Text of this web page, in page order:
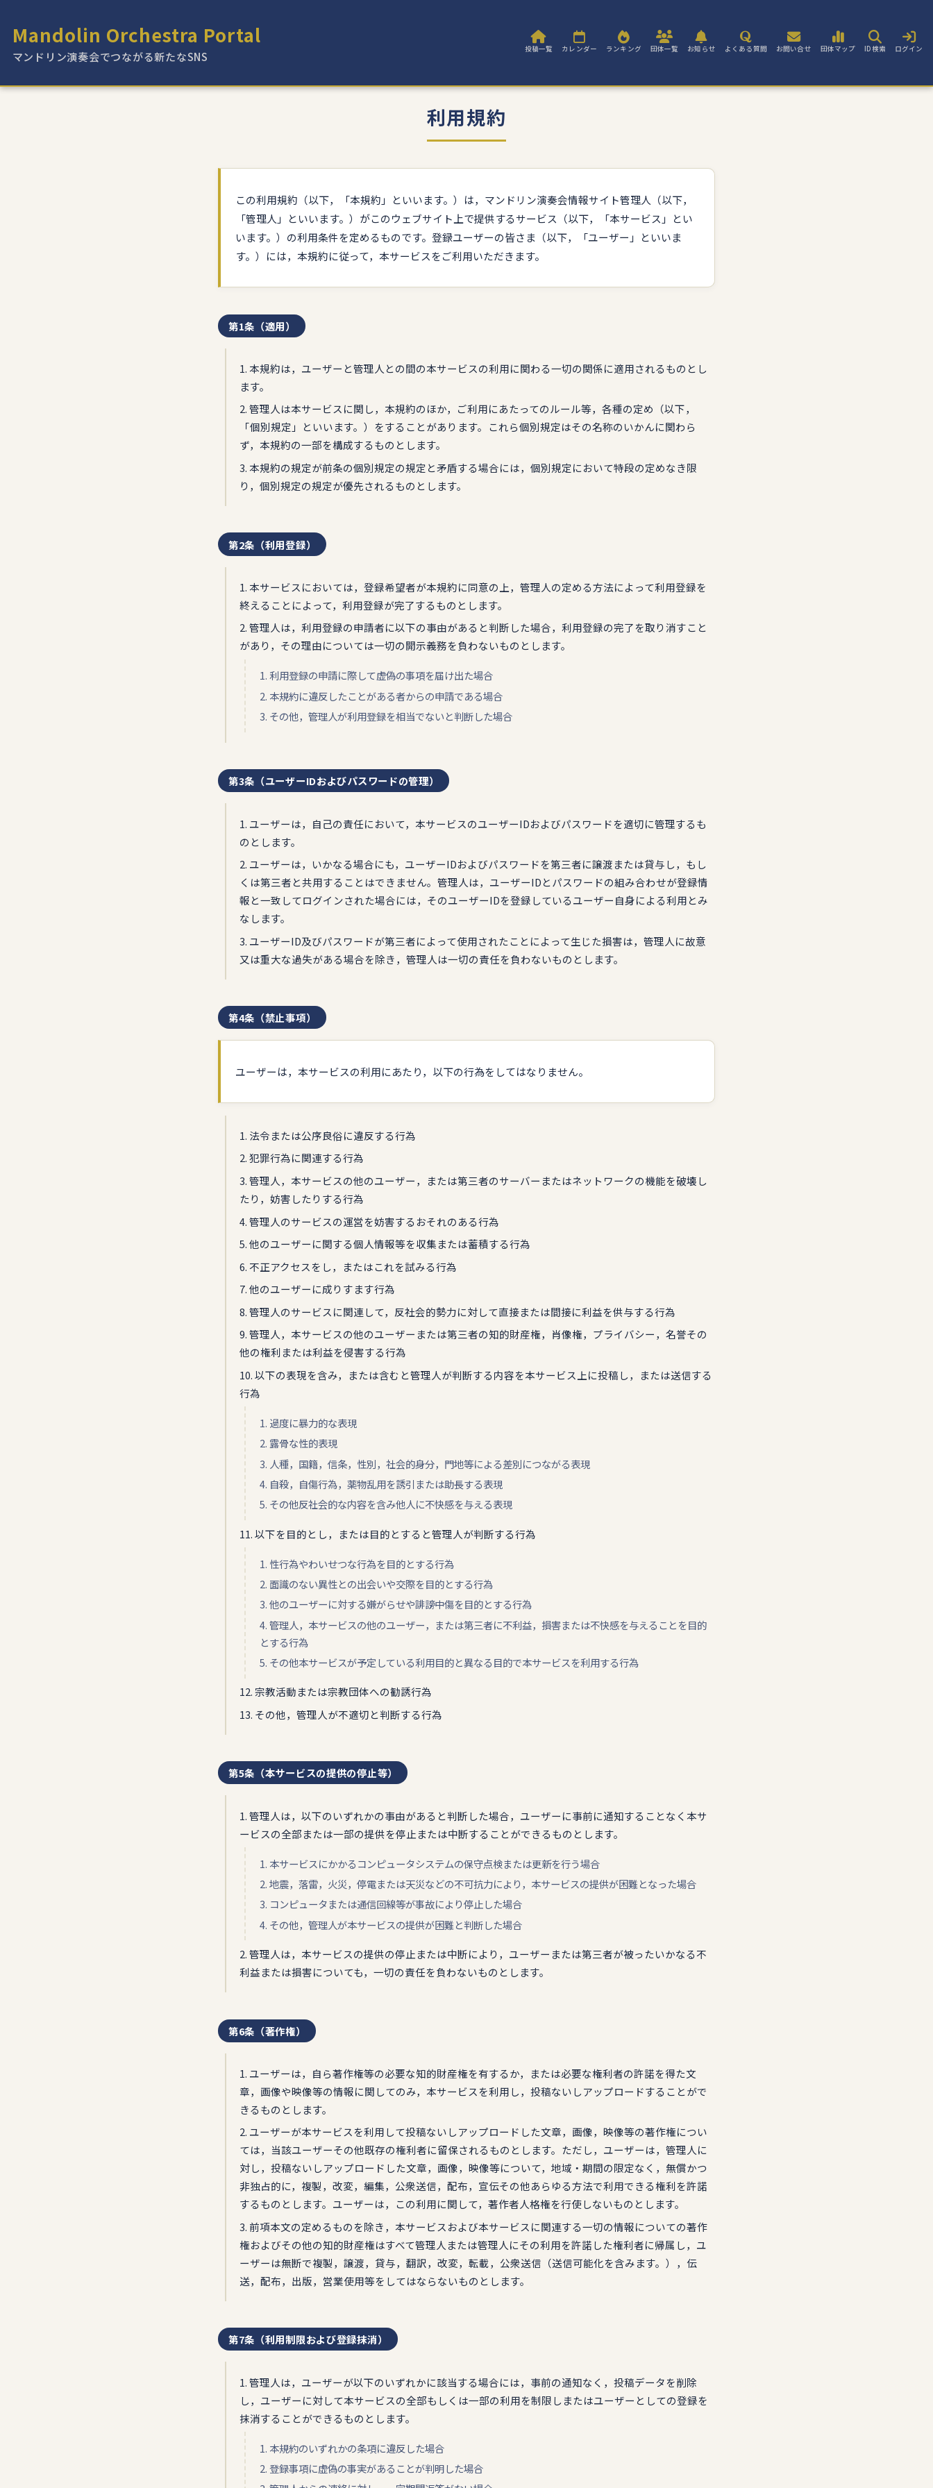
Mandolin Orchestra Portal
マンドリン演奏会でつながる新たなSNS
投稿一覧 カレンダー ランキング 団体一覧 お知らせ よくある質問 お問い合せ 団体マップ ID検索 ログイン
利用規約
この利用規約（以下，「本規約」といいます。）は，マンドリン演奏会情報サイト管理人（以下，
「管理人」といいます。）がこのウェブサイト上で提供するサービス（以下，「本サービス」とい
います。）の利用条件を定めるものです。登録ユーザーの皆さま（以下，「ユーザー」といいま
す。）には，本規約に従って，本サービスをご利用いただきます。
第1条（適用）
1. 本規約は，ユーザーと管理人との間の本サービスの利用に関わる一切の関係に適用されるものとし
ます。
2. 管理人は本サービスに関し，本規約のほか，ご利用にあたってのルール等，各種の定め（以下，
「個別規定」といいます。）をすることがあります。これら個別規定はその名称のいかんに関わら
ず，本規約の一部を構成するものとします。
3. 本規約の規定が前条の個別規定の規定と矛盾する場合には，個別規定において特段の定めなき限
り，個別規定の規定が優先されるものとします。
第2条（利用登録）
1. 本サービスにおいては，登録希望者が本規約に同意の上，管理人の定める方法によって利用登録を
終えることによって，利用登録が完了するものとします。
2. 管理人は，利用登録の申請者に以下の事由があると判断した場合，利用登録の完了を取り消すこと
があり，その理由については一切の開示義務を負わないものとします。
1. 利用登録の申請に際して虚偽の事項を届け出た場合
2. 本規約に違反したことがある者からの申請である場合
3. その他，管理人が利用登録を相当でないと判断した場合
第3条（ユーザーIDおよびパスワードの管理）
1. ユーザーは，自己の責任において，本サービスのユーザーIDおよびパスワードを適切に管理するも
のとします。
2. ユーザーは，いかなる場合にも，ユーザーIDおよびパスワードを第三者に譲渡または貸与し，もし
くは第三者と共用することはできません。管理人は，ユーザーIDとパスワードの組み合わせが登録情
報と一致してログインされた場合には，そのユーザーIDを登録しているユーザー自身による利用とみ
なします。
3. ユーザーID及びパスワードが第三者によって使用されたことによって生じた損害は，管理人に故意
又は重大な過失がある場合を除き，管理人は一切の責任を負わないものとします。
第4条（禁止事項）
ユーザーは，本サービスの利用にあたり，以下の行為をしてはなりません。
1. 法令または公序良俗に違反する行為
2. 犯罪行為に関連する行為
3. 管理人，本サービスの他のユーザー，または第三者のサーバーまたはネットワークの機能を破壊し
たり，妨害したりする行為
4. 管理人のサービスの運営を妨害するおそれのある行為
5. 他のユーザーに関する個人情報等を収集または蓄積する行為
6. 不正アクセスをし，またはこれを試みる行為
7. 他のユーザーに成りすます行為
8. 管理人のサービスに関連して，反社会的勢力に対して直接または間接に利益を供与する行為
9. 管理人，本サービスの他のユーザーまたは第三者の知的財産権，肖像権，プライバシー，名誉その
他の権利または利益を侵害する行為
10. 以下の表現を含み，または含むと管理人が判断する内容を本サービス上に投稿し，または送信する
行為
1. 過度に暴力的な表現
2. 露骨な性的表現
3. 人種，国籍，信条，性別，社会的身分，門地等による差別につながる表現
4. 自殺，自傷行為，薬物乱用を誘引または助長する表現
5. その他反社会的な内容を含み他人に不快感を与える表現
11. 以下を目的とし，または目的とすると管理人が判断する行為
1. 性行為やわいせつな行為を目的とする行為
2. 面識のない異性との出会いや交際を目的とする行為
3. 他のユーザーに対する嫌がらせや誹謗中傷を目的とする行為
4. 管理人，本サービスの他のユーザー，または第三者に不利益，損害または不快感を与えることを目的
とする行為
5. その他本サービスが予定している利用目的と異なる目的で本サービスを利用する行為
12. 宗教活動または宗教団体への勧誘行為
13. その他，管理人が不適切と判断する行為
第5条（本サービスの提供の停止等）
1. 管理人は，以下のいずれかの事由があると判断した場合，ユーザーに事前に通知することなく本サ
ービスの全部または一部の提供を停止または中断することができるものとします。
1. 本サービスにかかるコンピュータシステムの保守点検または更新を行う場合
2. 地震，落雷，火災，停電または天災などの不可抗力により，本サービスの提供が困難となった場合
3. コンピュータまたは通信回線等が事故により停止した場合
4. その他，管理人が本サービスの提供が困難と判断した場合
2. 管理人は，本サービスの提供の停止または中断により，ユーザーまたは第三者が被ったいかなる不
利益または損害についても，一切の責任を負わないものとします。
第6条（著作権）
1. ユーザーは，自ら著作権等の必要な知的財産権を有するか，または必要な権利者の許諾を得た文
章，画像や映像等の情報に関してのみ，本サービスを利用し，投稿ないしアップロードすることがで
きるものとします。
2. ユーザーが本サービスを利用して投稿ないしアップロードした文章，画像，映像等の著作権につい
ては，当該ユーザーその他既存の権利者に留保されるものとします。ただし，ユーザーは，管理人に
対し，投稿ないしアップロードした文章，画像，映像等について，地域・期間の限定なく，無償かつ
非独占的に，複製，改変，編集，公衆送信，配布，宣伝その他あらゆる方法で利用できる権利を許諾
するものとします。ユーザーは，この利用に関して，著作者人格権を行使しないものとします。
3. 前項本文の定めるものを除き，本サービスおよび本サービスに関連する一切の情報についての著作
権およびその他の知的財産権はすべて管理人または管理人にその利用を許諾した権利者に帰属し，ユ
ーザーは無断で複製，譲渡，貸与，翻訳，改変，転載，公衆送信（送信可能化を含みます。），伝
送，配布，出版，営業使用等をしてはならないものとします。
第7条（利用制限および登録抹消）
1. 管理人は，ユーザーが以下のいずれかに該当する場合には，事前の通知なく，投稿データを削除
し，ユーザーに対して本サービスの全部もしくは一部の利用を制限しまたはユーザーとしての登録を
抹消することができるものとします。
1. 本規約のいずれかの条項に違反した場合
2. 登録事項に虚偽の事実があることが判明した場合